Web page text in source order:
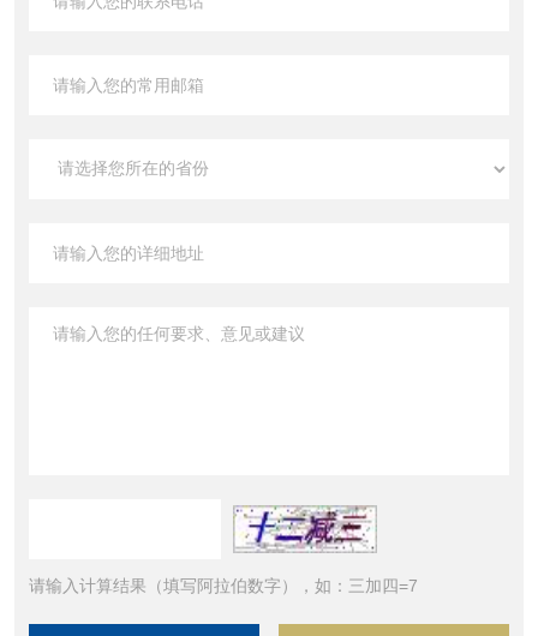
请输入计算结果（填写阿拉伯数字），如：三加四=7